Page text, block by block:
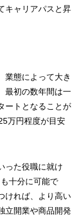
キャリアパスと昇
業態によって大き
最初の数年間は一
ートとなることが
万円程度が目安
った役職に就け
十分に可能で
ければ、より高い
立開業や商品開発